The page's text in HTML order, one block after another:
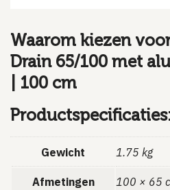
Waarom kiezen
Drain 65/100 met
| 100 cm
Gewicht 1.75 kg
Afmetingen 100 × 65